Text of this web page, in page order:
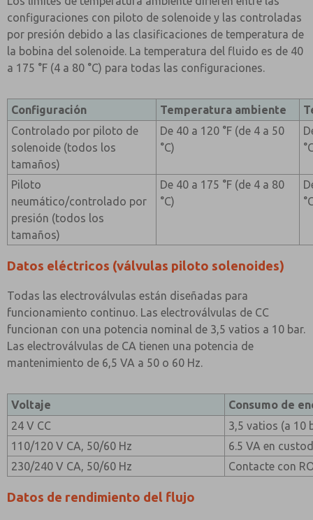
configuraciones con piloto de solenoide y las controladas
por presión debido a las clasificaciones de temperatura de
la bobina del solenoide. La temperatura del fluido es de 40
a 175 °F (4 a 80 °C) para todas las configuraciones.
Configuración Temperatura ambiente
Controlado por piloto de
solenoide (todos los
tamaños)
De 40 a 120 °F (de 4 a 50
°C)
Piloto
neumático/controlado por
presión (todos los
tamaños)
De 40 a 175 °F (de 4 a 80
°C)
Datos eléctricos (válvulas piloto solenoides)
Todas las electroválvulas están diseñadas para
funcionamiento continuo. Las electroválvulas de CC
funcionan con una potencia nominal de 3,5 vatios a 10 bar.
Las electroválvulas de CA tienen una potencia de
mantenimiento de 6,5 VA a 50 o 60 Hz.
Voltaje
Consumo de
24 V CC
3,5 vatios (a 10
110/120 V CA, 50/60 Hz
6.5 VA en
230/240 V CA, 50/60 Hz
Contacte con
Datos de rendimiento del flujo